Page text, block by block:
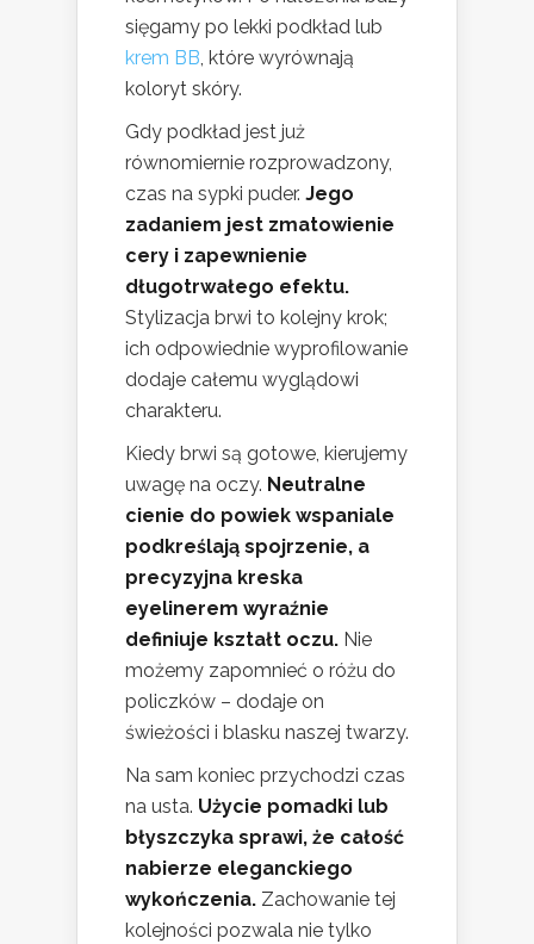
sięgamy po lekki podkład lub
krem BB, które wyrównają
koloryt skóry.
Gdy podkład jest już
równomiernie rozprowadzony,
czas na sypki puder. Jego
zadaniem jest zmatowienie
cery i zapewnienie
długotrwałego efektu.
Stylizacja brwi to kolejny krok;
ich odpowiednie wyprofilowanie
dodaje całemu wyglądowi
charakteru.
Kiedy brwi są gotowe, kierujemy
uwagę na oczy. Neutralne
cienie do powiek wspaniale
podkreślają spojrzenie, a
precyzyjna kreska
eyelinerem wyraźnie
definiuje kształt oczu. Nie
możemy zapomnieć o różu do
policzków – dodaje on
świeżości i blasku naszej twarzy.
Na sam koniec przychodzi czas
na usta. Użycie pomadki lub
błyszczyka sprawi, że całość
nabierze eleganckiego
wykończenia. Zachowanie tej
kolejności pozwala nie tylko